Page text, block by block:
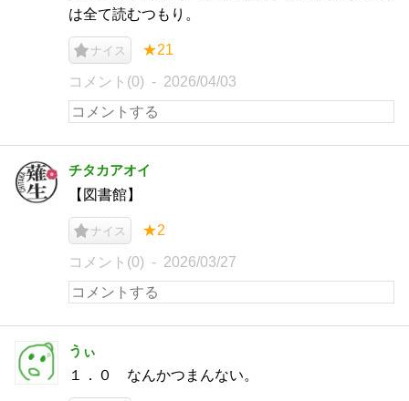
は全て読むつもり。
ナイス ★21
コメント(0) 2026/04/03
チタカアオイ
【図書館】
ナイス ★2
コメント(0) 2026/03/27
うぃ
１．０ なんかつまんない。